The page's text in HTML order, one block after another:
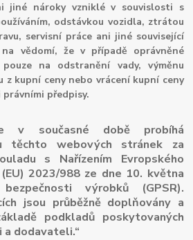
jiné nároky vzniklé v souvislosti s
odstávkou vozidla, ztrátou
servisní práce ani jiné související
vědomí, že v případě oprávněné
na odstranění vady, výměnu
z kupní ceny nebo vrácení kupní ceny
předpisy.
v současné době probíhá
těchto webových stránek za
s Nařízením Evropského
2023/988 ze dne 10. května
výrobků (GPSR).
jsou průběžně doplňovány a
podkladů poskytovaných
dodavateli.“